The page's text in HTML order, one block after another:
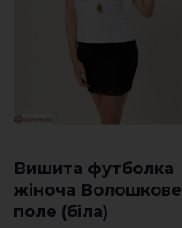
Вишита футболка
жіноча Волошкове
поле (біла)